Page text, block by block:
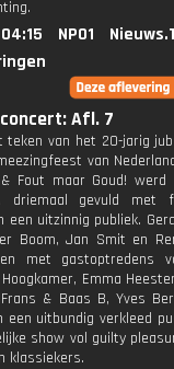
NPO1
Afl. 7
teken van het 20-jarig
van
Fout maar Goud! werd
driemaal gevuld met
een uitzinnig publiek.
Boom, Jan Smit en
met gastoptredens
Emma
& Baas B, Yves
een uitbundig verkleed
show vol guilty
klassiekers.